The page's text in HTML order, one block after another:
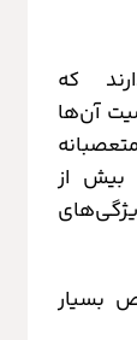
که
آن‌ها
بیش از
بسیار